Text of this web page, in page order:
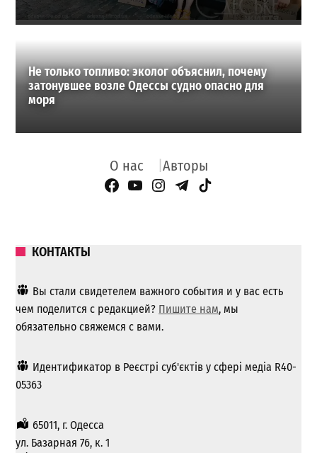
Не только топливо: эколог объяснил, почему
затонувшее возле Одессы судно опасно для
моря
О нас Авторы
Facebook Page
YouTube
Instagram
Telegram
TikTok
КОНТАКТЫ
Вы стали свидетелем важного события и у вас есть
чем поделится с редакцией? Пишите нам, мы
обязательно свяжемся с вами.
Идентификатор в Реєстрі суб'єктів у сфері медіа R40-
05363
65011, г. Одесса
ул. Базарная 76, к. 1